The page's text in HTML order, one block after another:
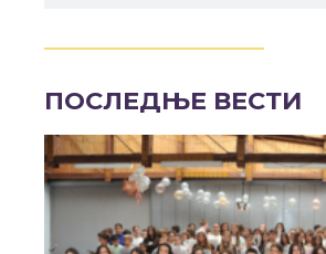
ПОСЛЕДЊЕ ВЕСТИ